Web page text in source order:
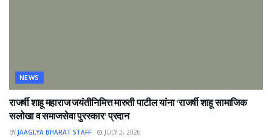
NEWS
राजर्षी शाहू महाराज जयंतीनिमित्त मारुती पाटील यांना ‘राजर्षी शाहू सामाजिक
सलोखा व समाजसेवा पुरस्कार’ प्रदान
BY JAAGLYA BHARAT STAFF JULY 2, 2026